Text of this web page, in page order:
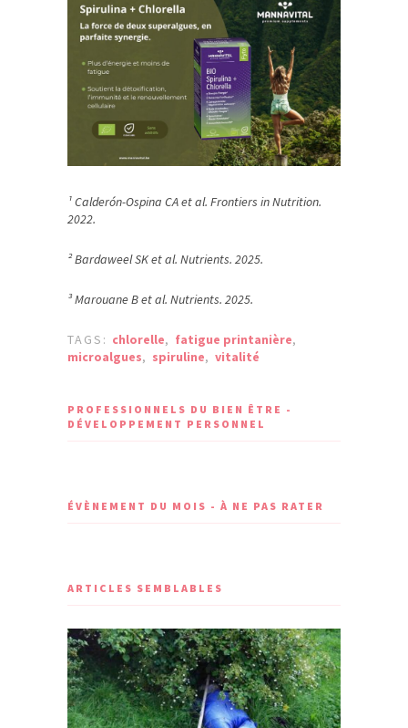
¹ Calderón-Ospina CA et al. Frontiers in Nutrition.
2022.
² Bardaweel SK et al. Nutrients. 2025.
³ Marouane B et al. Nutrients. 2025.
TAGS: chlorelle, fatigue printanière,
microalgues, spiruline, vitalité
PROFESSIONNELS DU BIEN ÊTRE -
DÉVELOPPEMENT PERSONNEL
ÉVÈNEMENT DU MOIS - À NE PAS RATER
ARTICLES SEMBLABLES